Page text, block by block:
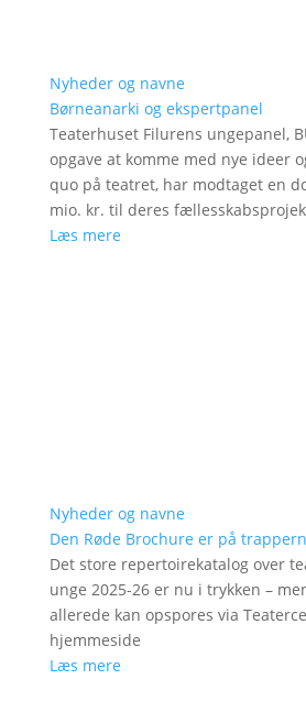
Nyheder og navne
Børneanarki og ekspertpanel
Teaterhuset Filurens ungepanel,
opgave at komme med nye ideer
quo på teatret, har modtaget en
mio. kr. til deres
Læs mere
Nyheder og navne
Den Røde Brochure er på
Det store repertoirekatalog over
unge 2025-26 er nu i trykken –
allerede kan opspores via
hjemmeside
Læs mere